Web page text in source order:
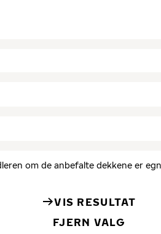
om de anbefalte dekkene er
VIS RESULTAT
FJERN VALG